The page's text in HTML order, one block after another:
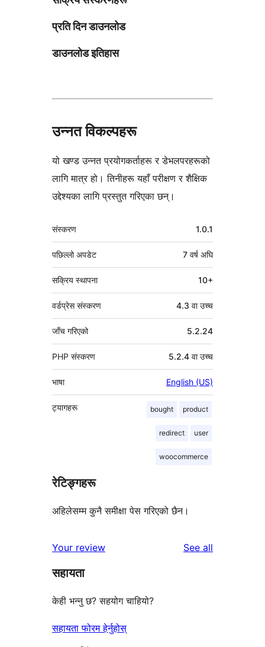
प्रति दिन डाउनलोड
डाउनलोड इतिहास
उन्नत विकल्पहरू
यो खण्ड उन्नत प्रयोगकर्ताहरू र डेभलपरहरूको
लागि मात्र हो। तिनीहरू यहाँ परीक्षण र शैक्षिक
उद्देश्यका लागि प्रस्तुत गरिएका छन्।
मेटा
संस्करण 1.0.1
पछिल्लो अपडेट 7 वर्ष अघि
सक्रिय स्थापना 10+
वर्डप्रेस संस्करण 4.3 वा उच्च
जाँच गरिएको 5.2.24
PHP संस्करण 5.2.4 वा उच्च
भाषा English (US)
ट्यागहरू bought product
redirect user
woocommerce
रेटिङ्गहरू
अहिलेसम्म कुनै समीक्षा पेस गरिएको छैन।
Your review See all
सहायता
केही भन्नु छ? सहयोग चाहियो?
सहायता फोरम हेर्नुहोस्